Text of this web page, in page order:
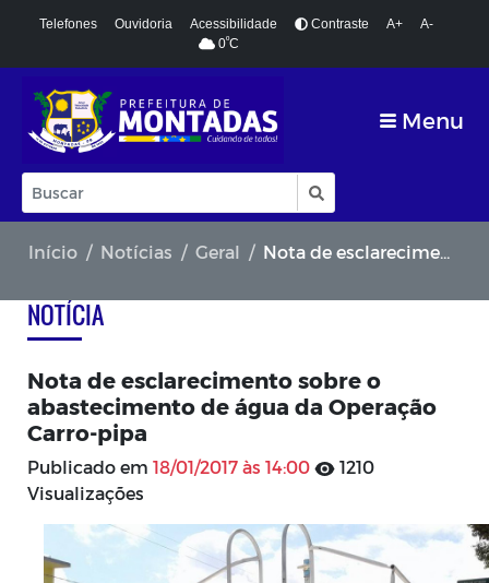
Telefones Ouvidoria Acessibilidade Contraste A+
A-
0ºC
Menu
Início Notícias Geral Nota de esclarecimento sobre o abastecimento de água da Operação Carro-pipa
NOTÍCIA
Nota de esclarecimento sobre o
abastecimento de água da Operação
Carro-pipa
Publicado em 18/01/2017 às 14:00
1210
Visualizações